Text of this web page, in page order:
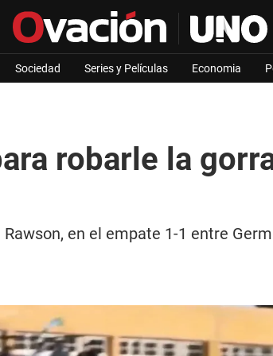
Sociedad Series y Películas Economia
robarle la
en el empate 1-1 entre